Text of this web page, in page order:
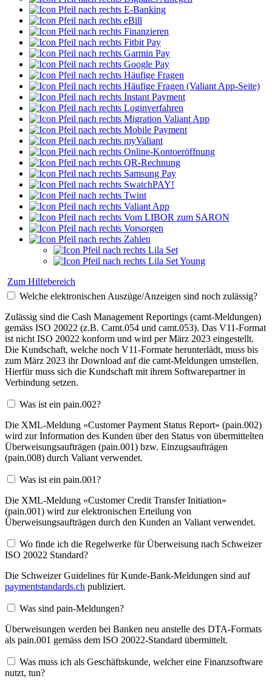
E-Banking
eBill
Finanzieren
Fitbit Pay
Garmin Pay
Google Pay
Häufige Fragen
Häufige Fragen (Valiant App-Seite)
Instant Payment
Loginverfahren
Migration Valiant App
Mobile Payment
myValiant
Online-Kontoeröffnung
QR-Rechnung
Samsung Pay
SwatchPAY!
Twint
Valiant App
Vom LIBOR zum SARON
Vorsorgen
Zahlen
Lila Set
Lila Set Young
Zum Hilfebereich
Welche elektronischen Auszüge/Anzeigen sind noch zulässig?
Zulässig sind die Cash Management Reportings (camt-Meldungen)
gemäss ISO 20022 (z.B. Camt.054 und camt.053). Das V11-Format
ist nicht ISO 20022 konform und wird per März 2023 eingestellt.
Die Kundschaft, welche noch V11-Formate herunterlädt, muss bis
zum März 2023 ihr Download auf die camt-Meldungen umstellen.
Hierfür muss sich die Kundschaft mit ihrem Softwarepartner in
Verbindung setzen.
Was ist ein pain.002?
Die XML-Meldung «Customer Payment Status Report» (pain.002)
wird zur Information des Kunden über den Status von übermittelten
Überweisungsaufträgen (pain.001) bzw. Einzugsaufträgen
(pain.008) durch Valiant verwendet.
Was ist ein pain.001?
Die XML-Meldung «Customer Credit Transfer Initiation»
(pain.001) wird zur elektronischen Erteilung von
Überweisungsaufträgen durch den Kunden an Valiant verwendet.
Wo finde ich die Regelwerke für Überweisung nach Schweizer
ISO 20022 Standard?
Die Schweizer Guidelines für Kunde-Bank-Meldungen sind auf
paymentstandards.ch publiziert.
Was sind pain-Meldungen?
Überweisungen werden bei Banken neu anstelle des DTA-Formats
als pain.001 gemäss dem ISO 20022-Standard übermittelt.
Was muss ich als Geschäftskunde, welcher eine Finanzsoftware
nutzt, tun?